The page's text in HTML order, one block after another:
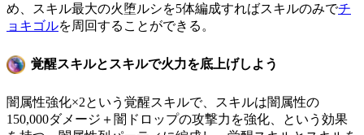
め、スキル最大の火堕ルシを5体編成すればスキルのみでチ
ョキゴルを周回することができる。
覚醒スキルとスキルで火力を底上げしよう
闇属性強化×2という覚醒スキルで、スキルは闇属性の
150,000ダメージ＋闇ドロップの攻撃力を強化、という効果